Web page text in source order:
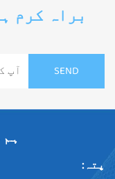
براہ کرم
پتہ: